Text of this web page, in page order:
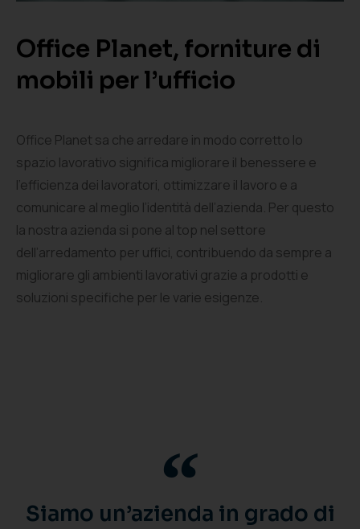
Office Planet, forniture di
mobili per l’ufficio
Office Planet sa che arredare in modo corretto lo
spazio lavorativo significa migliorare il benessere e
l’efficienza dei lavoratori, ottimizzare il lavoro e a
comunicare al meglio l’identità dell’azienda. Per questo
la nostra azienda si pone al top nel settore
dell’arredamento per uffici, contribuendo da sempre a
migliorare gli ambienti lavorativi grazie a prodotti e
soluzioni specifiche per le varie esigenze.
Siamo un’azienda in grado di